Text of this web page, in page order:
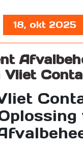
18, okt 2025
Vliet